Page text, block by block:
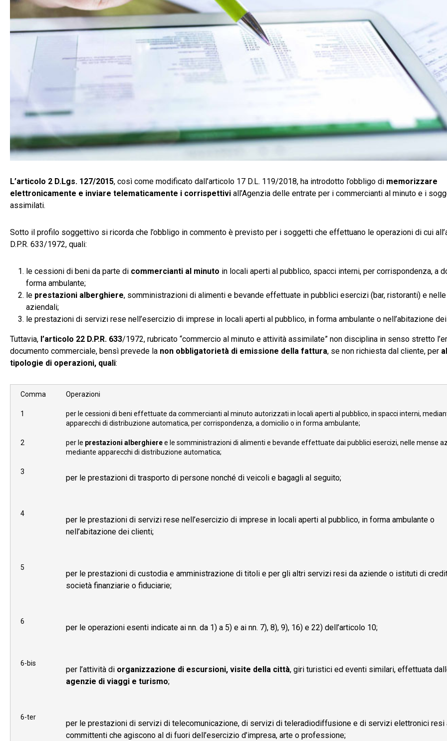
L’articolo 2 D.Lgs. 127/2015, così come modificato dall’articolo 17 D.L. 119/2018, ha introdotto l’obbligo di memorizzare
elettronicamente e inviare telematicamente i corrispettivi all’Agenzia delle entrate per i commercianti al minuto e i
assimilati.
Sotto il profilo soggettivo si ricorda che l’obbligo in commento è previsto per i soggetti che effettuano le operazioni di cui
D.P.R. 633/1972, quali:
le cessioni di beni da parte di commercianti al minuto in locali aperti al pubblico, spacci interni, per corrispondenza, a
forma ambulante;
le prestazioni alberghiere, somministrazioni di alimenti e bevande effettuate in pubblici esercizi (bar, ristoranti) e
aziendali;
le prestazioni di servizi rese nell’esercizio di imprese in locali aperti al pubblico, in forma ambulante o nell’abitazione
Tuttavia, l’articolo 22 D.P.R. 633/1972, rubricato “commercio al minuto e attività assimilate” non disciplina in senso stretto
documento commerciale, bensì prevede la non obbligatorietà di emissione della fattura, se non richiesta dal cliente, per
tipologie di operazioni, quali:
Comma Operazioni
1
per le cessioni di beni effettuate da commercianti al minuto autorizzati in locali aperti al pubblico, in spacci interni,
apparecchi di distribuzione automatica, per corrispondenza, a domicilio o in forma ambulante;
2 per le prestazioni alberghieree le somministrazioni di alimenti e bevande effettuate dai pubblici esercizi, nelle mense
mediante apparecchi di distribuzione automatica;
3
per le prestazioni di trasporto di persone nonché di veicoli e bagagli al seguito;
4
per le prestazioni di servizi rese nell’esercizio di imprese in locali aperti al pubblico, in forma ambulante o
nell’abitazione dei clienti;
5
per le prestazioni di custodia e amministrazione di titoli e per gli altri servizi resi da aziende o istituti di
società finanziarie o fiduciarie;
6
per le operazioni esenti indicate ai nn. da 1) a 5) e ai nn. 7), 8), 9), 16) e 22) dell’articolo 10;
6-bis
per l’attività di organizzazione di escursioni, visite della città, giri turistici ed eventi similari, effettuata
agenzie di viaggi e turismo;
6-ter
per le prestazioni di servizi di telecomunicazione, di servizi di teleradiodiffusione e di servizi elettronici resi
committenti che agiscono al di fuori dell’esercizio d’impresa, arte o professione;